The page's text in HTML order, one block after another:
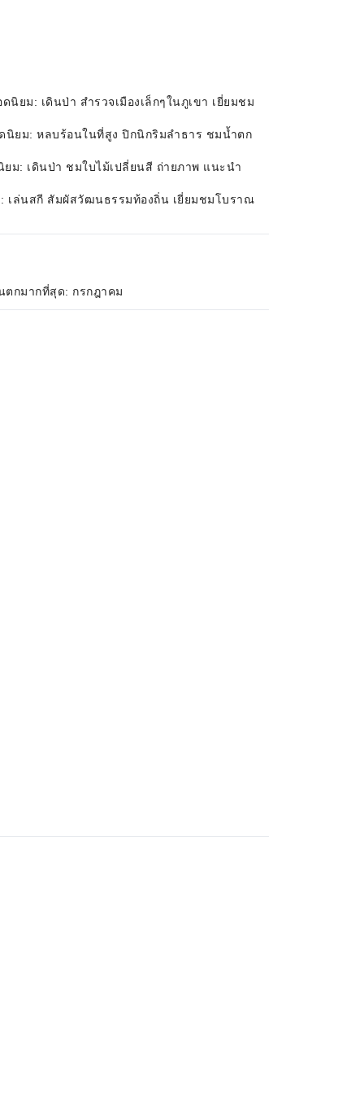
ม: เดินป่า สำรวจเมืองเล็กๆในภูเขา เยี่ยมชม
นิยม: หลบร้อนในที่สูง ปิกนิกริมลำธาร ชมน้ำตก
ม: เดินป่า ชมใบไม้เปลี่ยนสี ถ่ายภาพ แนะนำ
เล่นสกี สัมผัสวัฒนธรรมท้องถิ่น เยี่ยมชมโบราณ
กมากที่สุด: กรกฎาคม